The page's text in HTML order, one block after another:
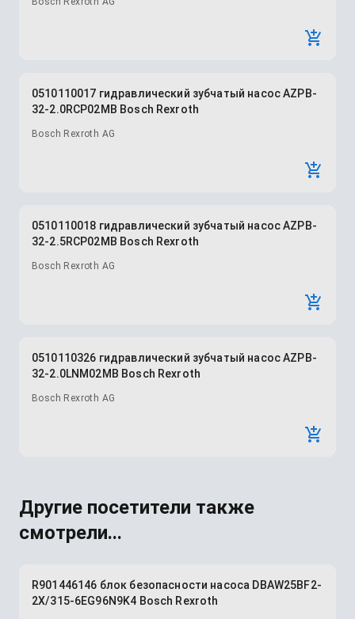
0510110017 гидравлический зубчатый насос AZPB-
32-2.0RCP02MB Bosch Rexroth
Bosch Rexroth AG
0510110018 гидравлический зубчатый насос AZPB-
32-2.5RCP02MB Bosch Rexroth
Bosch Rexroth AG
0510110326 гидравлический зубчатый насос AZPB-
32-2.0LNM02MB Bosch Rexroth
Bosch Rexroth AG
Другие посетители также
смотрели...
R901446146 блок безопасности насоса DBAW25BF2-
2X/315-6EG96N9K4 Bosch Rexroth